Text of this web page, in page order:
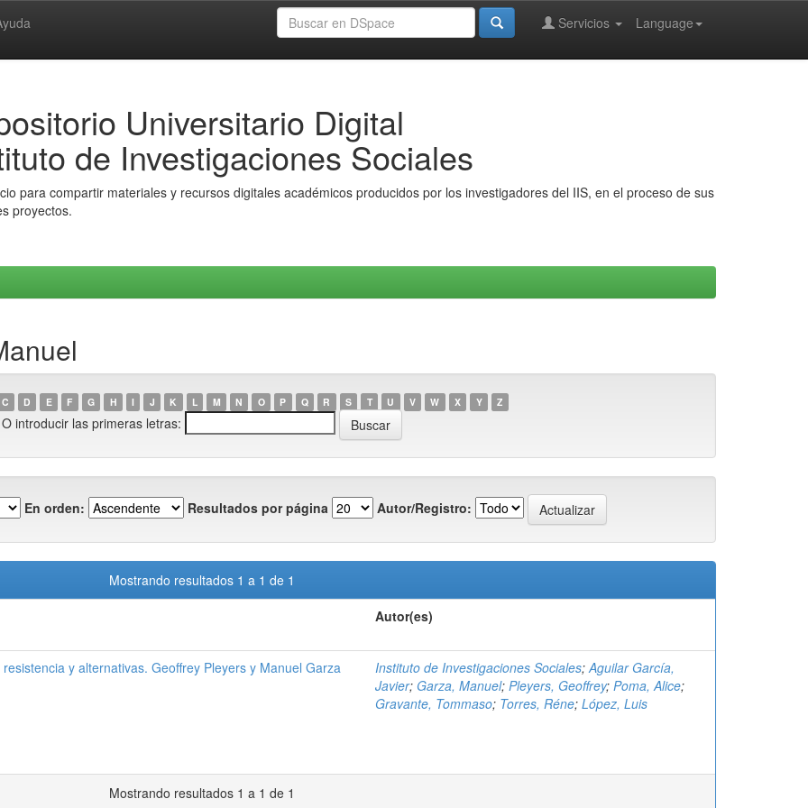
Language
Servicios
Universitario Digital
de Investigaciones Sociales
para compartir materiales y recursos digitales académicos producidos por los investigadores del IIS, en el proceso de sus
proyectos.
C D E F G H I J K L M N O P Q R S T U V W X Y Z
O introducir las primeras letras:
En orden: Resultados por página Autor/Registro:
Mostrando resultados 1 a 1 de 1
Autor(es)
y alternativas. Geoffrey Pleyers y Manuel Garza
Instituto de Investigaciones Sociales;Aguilar García,
Javier; Garza, Manuel; Pleyers, Geoffrey; Poma, Alice;
Gravante, Tommaso; Torres, Réne; López, Luis
Mostrando resultados 1 a 1 de 1